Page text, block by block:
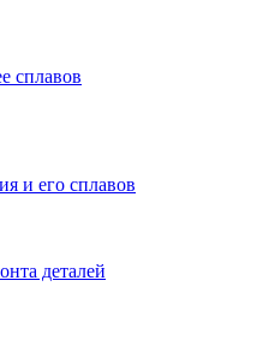
сплавов
и его сплавов
деталей